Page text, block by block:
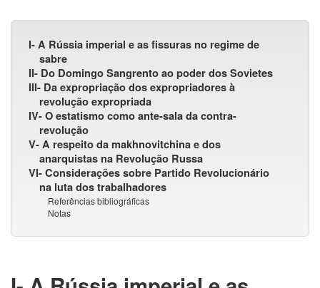
I- A Rússia imperial e as fissuras no regime de
sabre
II- Do Domingo Sangrento ao poder dos Sovietes
III- Da expropriação dos expropriadores à
revolução expropriada
IV- O estatismo como ante-sala da contra-
revolução
V- A respeito da makhnovitchina e dos
anarquistas na Revolução Russa
VI- Considerações sobre Partido Revolucionário
na luta dos trabalhadores
Referências bibliográficas
Notas